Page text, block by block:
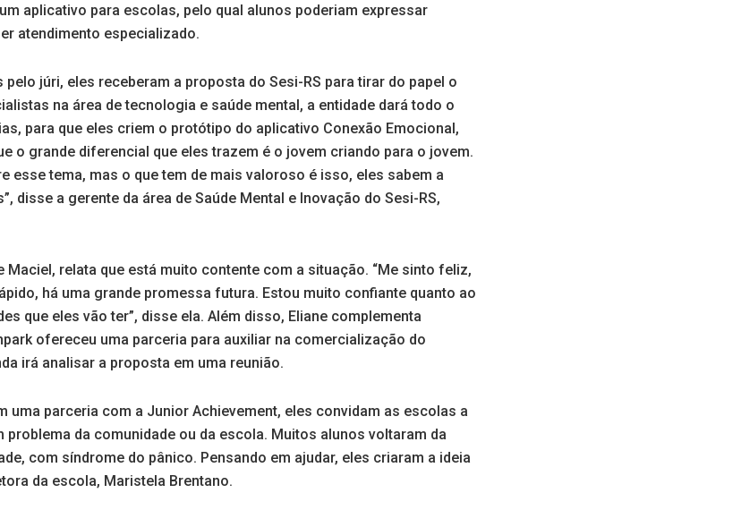
aplicativo para escolas, pelo qual alunos poderiam expressar
atendimento especializado.
júri, eles receberam a proposta do Sesi-RS para tirar do papel o
na área de tecnologia e saúde mental, a entidade dará todo o
para que eles criem o protótipo do aplicativo Conexão Emocional,
o grande diferencial que eles trazem é o jovem criando para o jovem.
esse tema, mas o que tem de mais valoroso é isso, eles sabem a
disse a gerente da área de Saúde Mental e Inovação do Sesi-RS,
Maciel, relata que está muito contente com a situação. “Me sinto feliz,
há uma grande promessa futura. Estou muito confiante quanto ao
que eles vão ter”, disse ela. Além disso, Eliane complementa
ofereceu uma parceria para auxiliar na comercialização do
irá analisar a proposta em uma reunião.
uma parceria com a Junior Achievement, eles convidam as escolas a
da comunidade ou da escola. Muitos alunos voltaram da
com síndrome do pânico. Pensando em ajudar, eles criaram a ideia
da escola, Maristela Brentano.